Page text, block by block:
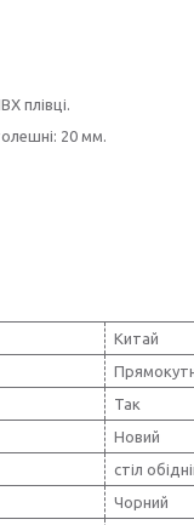
плівці.
20 мм.
Китай
Так
Новий
стіл
Чорний